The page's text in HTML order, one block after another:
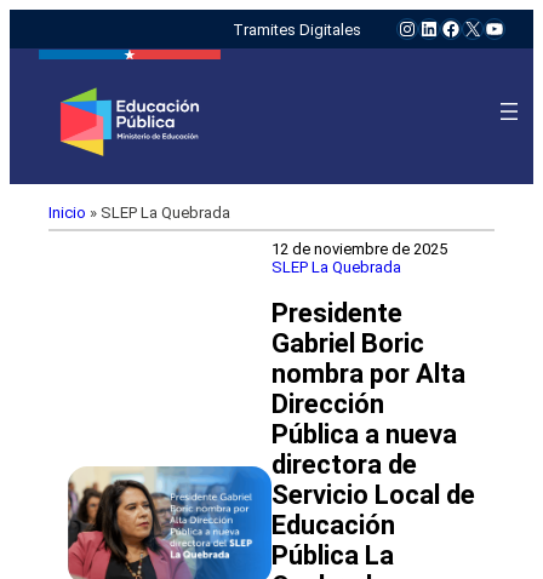
Tramites Digitales Instagram
LinkedIn
Facebook
X
Inicio » SLEP La Quebrada
12 de noviembre de 2025
SLEP La Quebrada
Presidente
Gabriel Boric
nombra por Alta
Dirección
Pública a nueva
directora de
Servicio Local de
Educación
Pública La